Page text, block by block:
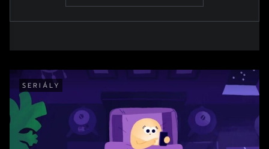
SERIÁLY